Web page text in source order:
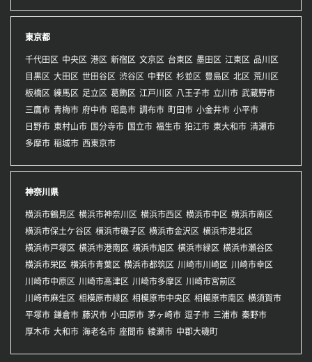
東京都
千代田区 中央区 港区 新宿区 文京区 台東区 墨田区 江東区 品川区
目黒区 大田区 世田谷区 渋谷区 中野区 杉並区 豊島区 北区 荒川区
板橋区 練馬区 足立区 葛飾区 江戸川区 八王子市 立川市 武蔵野市
三鷹市 青梅市 府中市 昭島市 調布市 町田市 小金井市 小平市
日野市 東村山市 国分寺市 国立市 福生市 狛江市 東大和市 清瀬市
多摩市 稲城市 西東京市
神奈川県
横浜市鶴見区 横浜市神奈川区 横浜市西区 横浜市中区 横浜市南区
横浜市保土ケ谷区 横浜市磯子区 横浜市金沢区 横浜市港北区
横浜市戸塚区 横浜市港南区 横浜市旭区 横浜市緑区 横浜市瀬谷区
横浜市栄区 横浜市青葉区 横浜市都筑区 川崎市川崎区 川崎市幸区
川崎市中原区 川崎市高津区 川崎市多摩区 川崎市宮前区
川崎市麻生区 相模原市緑区 相模原市中央区 相模原市南区 横須賀市
平塚市 鎌倉市 藤沢市 小田原市 茅ヶ崎市 逗子市 三浦市 秦野市
厚木市 大和市 海老名市 座間市 綾瀬市 中郡大磯町